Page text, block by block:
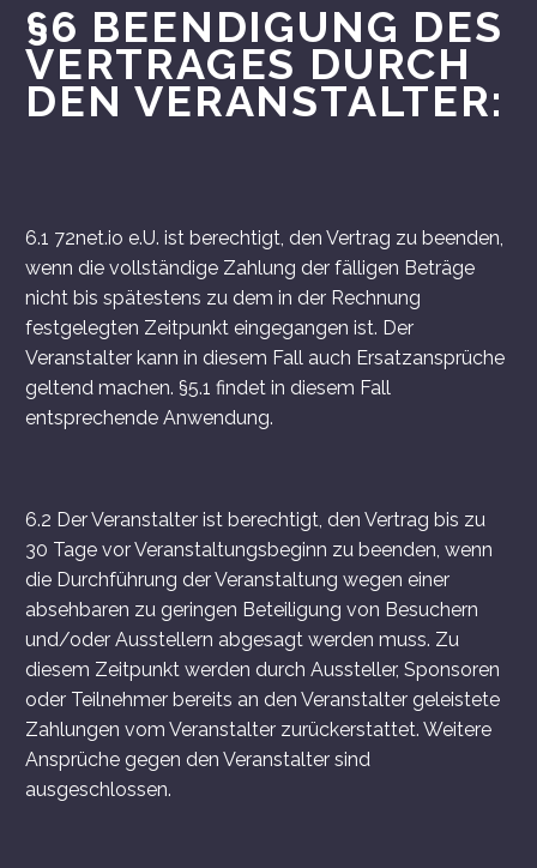
§6 BEENDIGUNG DES
VERTRAGES DURCH
DEN VERANSTALTER:
6.1 72net.io e.U. ist berechtigt, den Vertrag zu beenden,
wenn die vollständige Zahlung der fälligen Beträge
nicht bis spätestens zu dem in der Rechnung
festgelegten Zeitpunkt eingegangen ist. Der
Veranstalter kann in diesem Fall auch Ersatzansprüche
geltend machen. §5.1 findet in diesem Fall
entsprechende Anwendung.
6.2 Der Veranstalter ist berechtigt, den Vertrag bis zu
30 Tage vor Veranstaltungsbeginn zu beenden, wenn
die Durchführung der Veranstaltung wegen einer
absehbaren zu geringen Beteiligung von Besuchern
und/oder Ausstellern abgesagt werden muss. Zu
diesem Zeitpunkt werden durch Aussteller, Sponsoren
oder Teilnehmer bereits an den Veranstalter geleistete
Zahlungen vom Veranstalter zurückerstattet. Weitere
Ansprüche gegen den Veranstalter sind
ausgeschlossen.